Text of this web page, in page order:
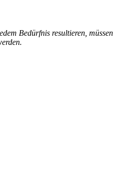
Bedürfnis resultieren, müssen